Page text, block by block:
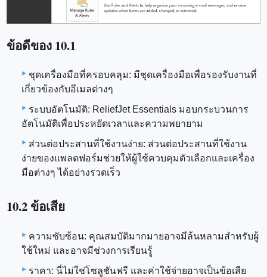
ข้อดีของ 10.1
ชุดเครื่องมือที่ครอบคลุม: มีชุดเครื่องมือเพื่อรองรับงานที่
เกี่ยวข้องกับอีเมลต่างๆ
ระบบอัตโนมัติ: ReliefJet Essentials มอบกระบวนการ
อัตโนมัติเพื่อประหยัดเวลาและความพยายาม
ส่วนต่อประสานที่ใช้งานง่าย: ส่วนต่อประสานที่ใช้งาน
ง่ายของแพลตฟอร์มช่วยให้ผู้ใช้ควบคุมตัวเลือกและเครื่อง
มือต่างๆ ได้อย่างรวดเร็ว
10.2 ข้อเสีย
ความซับซ้อน: คุณสมบัติมากมายอาจมีล้นหลามสำหรับผู้
ใช้ใหม่ และอาจมีช่วงการเรียนรู้
ราคา: นี่ไม่ใช่โซลูชันฟรี และค่าใช้จ่ายอาจเป็นข้อเสีย